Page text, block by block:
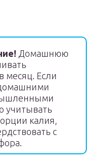
Домашнюю
месяц. Если
учитывать
калия,
с